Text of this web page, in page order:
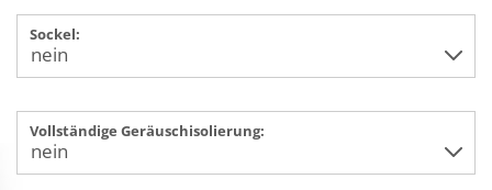
Sockel:
Vollständige Geräuschisolierung: